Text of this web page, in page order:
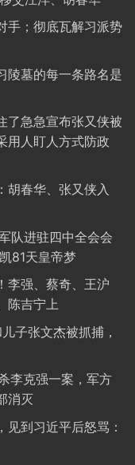
手；彻底瓦解习派势
陵墓的每一条路名是
了急急宣布张又侠被
用人盯人方式防政
胡春华、张又侠入
队进驻四中全会会
81天皇帝梦
李强、蔡奇、王沪
陈吉宁上
子张文杰被抓捕，
李克强一案，军方
消灭
到习近平后怒骂：